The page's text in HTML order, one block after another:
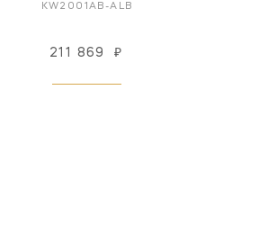
KW2001AB-ALB
211 869 ₽